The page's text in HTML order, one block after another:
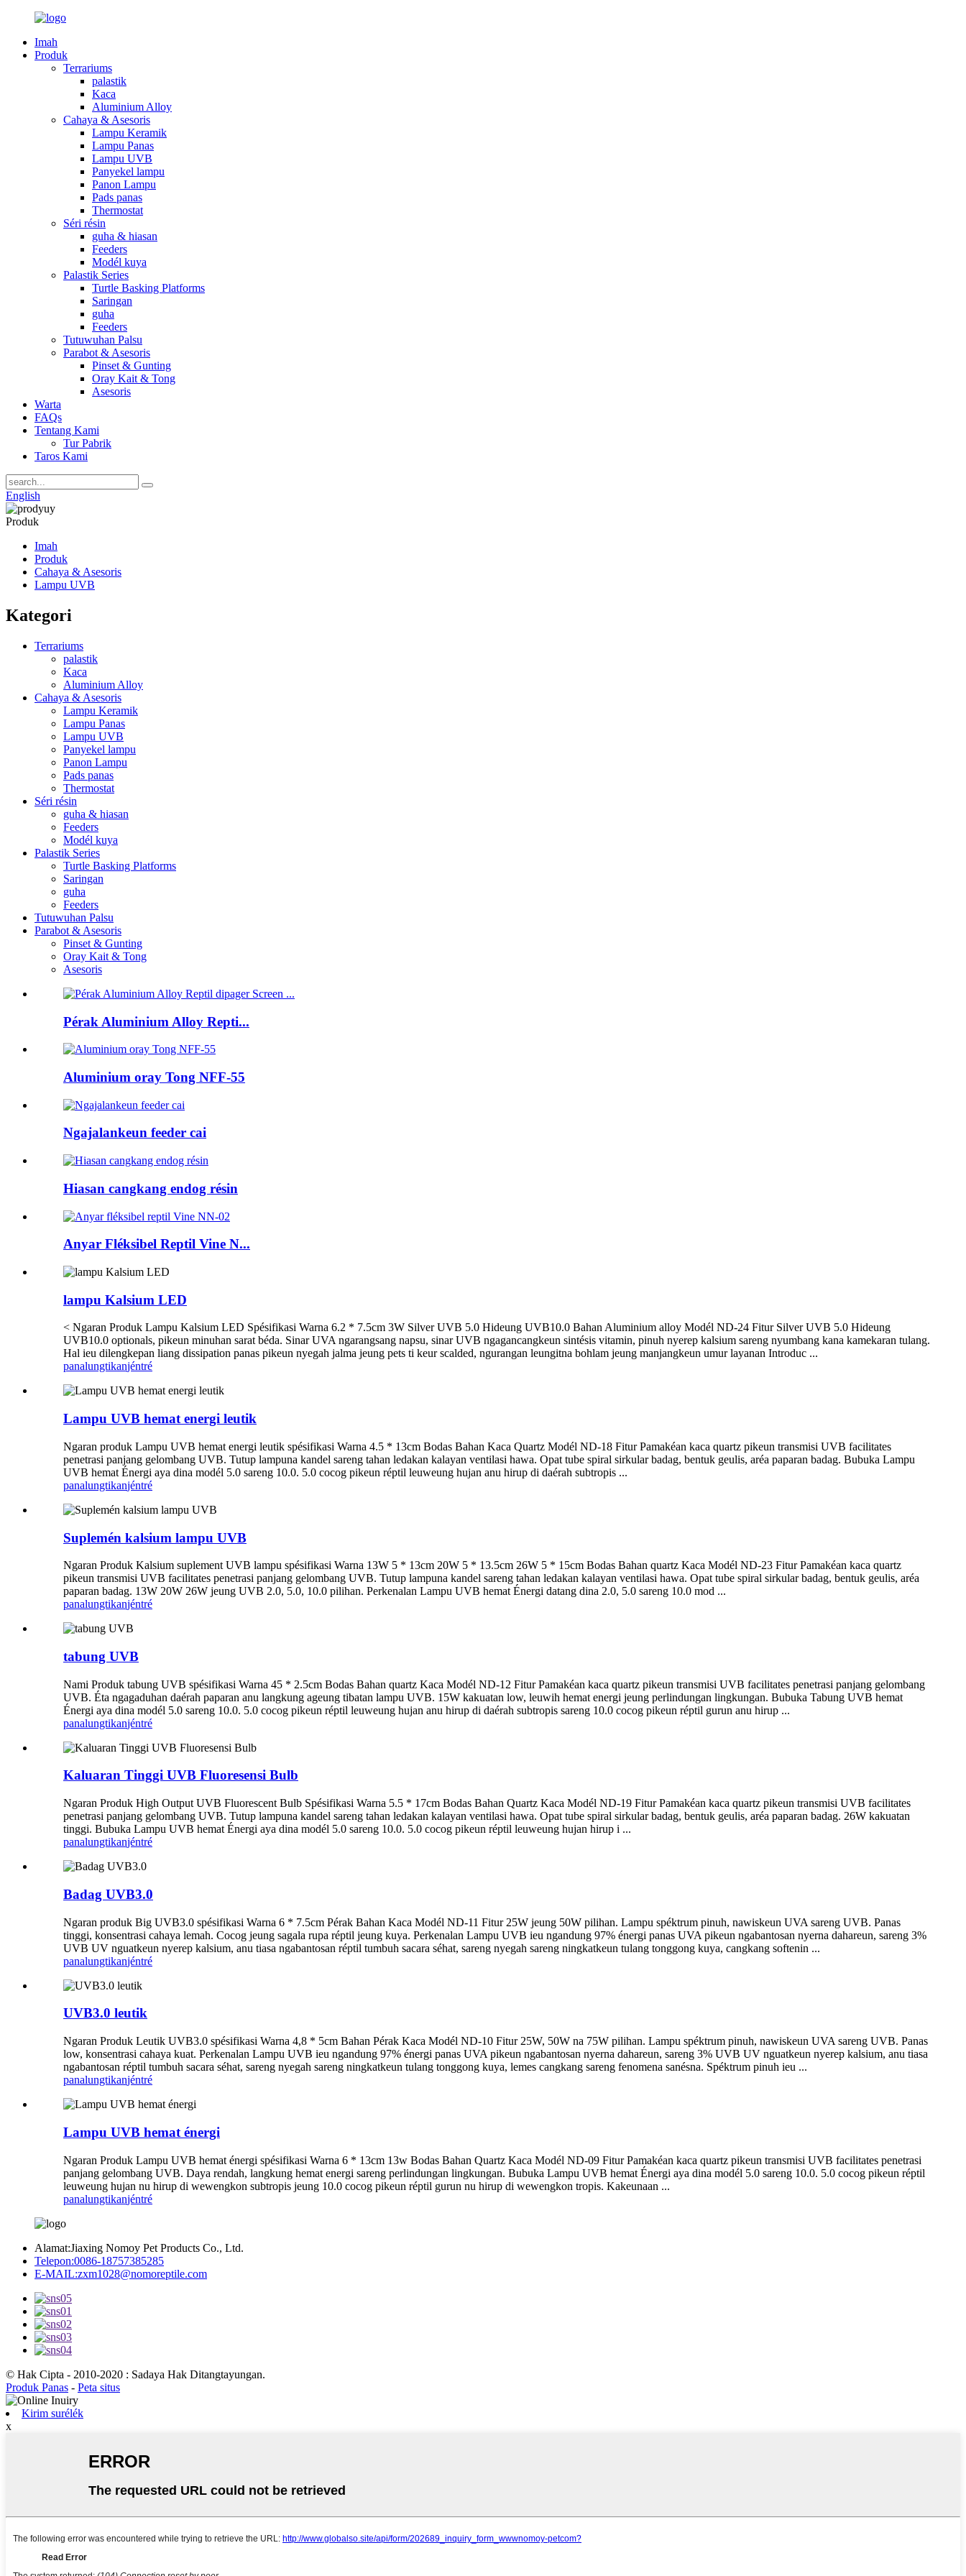
Imah
Produk
Terrariums
palastik
Kaca
Aluminium Alloy
Cahaya & Asesoris
Lampu Keramik
Lampu Panas
Lampu UVB
Panyekel lampu
Panon Lampu
Pads panas
Thermostat
Séri résin
guha & hiasan
Feeders
Modél kuya
Palastik Series
Turtle Basking Platforms
Saringan
guha
Feeders
Tutuwuhan Palsu
Parabot & Asesoris
Pinset & Gunting
Oray Kait & Tong
Asesoris
Warta
FAQs
Tentang Kami
Tur Pabrik
Taros Kami
English
Produk
Imah
Produk
Cahaya & Asesoris
Lampu UVB
Kategori
Terrariums
palastik
Kaca
Aluminium Alloy
Cahaya & Asesoris
Lampu Keramik
Lampu Panas
Lampu UVB
Panyekel lampu
Panon Lampu
Pads panas
Thermostat
Séri résin
guha & hiasan
Feeders
Modél kuya
Palastik Series
Turtle Basking Platforms
Saringan
guha
Feeders
Tutuwuhan Palsu
Parabot & Asesoris
Pinset & Gunting
Oray Kait & Tong
Asesoris
Pérak Aluminium Alloy Repti...
Aluminium oray Tong NFF-55
Ngajalankeun feeder cai
Hiasan cangkang endog résin
Anyar Fléksibel Reptil Vine N...
lampu Kalsium LED
< Ngaran Produk Lampu Kalsium LED Spésifikasi Warna 6.2 * 7.5cm 3W Silver UVB 5.0 Hideung UVB10.0 Bahan Aluminium alloy Modél ND-24 Fitur Silver UVB 5.0 Hideung
UVB10.0 optionals, pikeun minuhan sarat béda. Sinar UVA ngarangsang napsu, sinar UVB ngagancangkeun sintésis vitamin, pinuh nyerep kalsium sareng nyumbang kana kamekaran tulang.
Hal ieu dilengkepan liang dissipation panas pikeun nyegah jalma jeung pets ti keur scalded, ngurangan leungitna bohlam jeung manjangkeun umur layanan Introduc ...
panalungtikanjéntré
Lampu UVB hemat energi leutik
Ngaran produk Lampu UVB hemat energi leutik spésifikasi Warna 4.5 * 13cm Bodas Bahan Kaca Quartz Modél ND-18 Fitur Pamakéan kaca quartz pikeun transmisi UVB facilitates
penetrasi panjang gelombang UVB. Tutup lampuna kandel sareng tahan ledakan kalayan ventilasi hawa. Opat tube spiral sirkular badag, bentuk geulis, aréa paparan badag. Bubuka Lampu
UVB hemat Énergi aya dina modél 5.0 sareng 10.0. 5.0 cocog pikeun réptil leuweung hujan anu hirup di daérah subtropis ...
panalungtikanjéntré
Suplemén kalsium lampu UVB
Ngaran Produk Kalsium suplement UVB lampu spésifikasi Warna 13W 5 * 13cm 20W 5 * 13.5cm 26W 5 * 15cm Bodas Bahan quartz Kaca Modél ND-23 Fitur Pamakéan kaca quartz
pikeun transmisi UVB facilitates penetrasi panjang gelombang UVB. Tutup lampuna kandel sareng tahan ledakan kalayan ventilasi hawa. Opat tube spiral sirkular badag, bentuk geulis, aréa
paparan badag. 13W 20W 26W jeung UVB 2.0, 5.0, 10.0 pilihan. Perkenalan Lampu UVB hemat Énergi datang dina 2.0, 5.0 sareng 10.0 mod ...
panalungtikanjéntré
tabung UVB
Nami Produk tabung UVB spésifikasi Warna 45 * 2.5cm Bodas Bahan quartz Kaca Modél ND-12 Fitur Pamakéan kaca quartz pikeun transmisi UVB facilitates penetrasi panjang gelombang
UVB. Éta ngagaduhan daérah paparan anu langkung ageung tibatan lampu UVB. 15W kakuatan low, leuwih hemat energi jeung perlindungan lingkungan. Bubuka Tabung UVB hemat
Énergi aya dina modél 5.0 sareng 10.0. 5.0 cocog pikeun réptil leuweung hujan anu hirup di daérah subtropis sareng 10.0 cocog pikeun réptil gurun anu hirup ...
panalungtikanjéntré
Kaluaran Tinggi UVB Fluoresensi Bulb
Ngaran Produk High Output UVB Fluorescent Bulb Spésifikasi Warna 5.5 * 17cm Bodas Bahan Quartz Kaca Modél ND-19 Fitur Pamakéan kaca quartz pikeun transmisi UVB facilitates
penetrasi panjang gelombang UVB. Tutup lampuna kandel sareng tahan ledakan kalayan ventilasi hawa. Opat tube spiral sirkular badag, bentuk geulis, aréa paparan badag. 26W kakuatan
tinggi. Bubuka Lampu UVB hemat Énergi aya dina modél 5.0 sareng 10.0. 5.0 cocog pikeun réptil leuweung hujan hirup i ...
panalungtikanjéntré
Badag UVB3.0
Ngaran produk Big UVB3.0 spésifikasi Warna 6 * 7.5cm Pérak Bahan Kaca Modél ND-11 Fitur 25W jeung 50W pilihan. Lampu spéktrum pinuh, nawiskeun UVA sareng UVB. Panas
tinggi, konsentrasi cahaya lemah. Cocog jeung sagala rupa réptil jeung kuya. Perkenalan Lampu UVB ieu ngandung 97% énergi panas UVA pikeun ngabantosan nyerna dahareun, sareng 3%
UVB UV nguatkeun nyerep kalsium, anu tiasa ngabantosan réptil tumbuh sacara séhat, sareng nyegah sareng ningkatkeun tulang tonggong kuya, cangkang softenin ...
panalungtikanjéntré
UVB3.0 leutik
Ngaran Produk Leutik UVB3.0 spésifikasi Warna 4,8 * 5cm Bahan Pérak Kaca Modél ND-10 Fitur 25W, 50W na 75W pilihan. Lampu spéktrum pinuh, nawiskeun UVA sareng UVB. Panas
low, konsentrasi cahaya kuat. Perkenalan Lampu UVB ieu ngandung 97% énergi panas UVA pikeun ngabantosan nyerna dahareun, sareng 3% UVB UV nguatkeun nyerep kalsium, anu tiasa
ngabantosan réptil tumbuh sacara séhat, sareng nyegah sareng ningkatkeun tulang tonggong kuya, lemes cangkang sareng fenomena sanésna. Spéktrum pinuh ieu ...
panalungtikanjéntré
Lampu UVB hemat énergi
Ngaran Produk Lampu UVB hemat énergi spésifikasi Warna 6 * 13cm 13w Bodas Bahan Quartz Kaca Modél ND-09 Fitur Pamakéan kaca quartz pikeun transmisi UVB facilitates penetrasi
panjang gelombang UVB. Daya rendah, langkung hemat energi sareng perlindungan lingkungan. Bubuka Lampu UVB hemat Énergi aya dina modél 5.0 sareng 10.0. 5.0 cocog pikeun réptil
leuweung hujan nu hirup di wewengkon subtropis jeung 10.0 cocog pikeun réptil gurun nu hirup di wewengkon tropis. Kakeunaan ...
panalungtikanjéntré
Alamat:Jiaxing Nomoy Pet Products Co., Ltd.
Telepon:0086-18757385285
E-MAIL:zxm1028@nomoreptile.com
© Hak Cipta - 2010-2020 : Sadaya Hak Ditangtayungan.
Produk Panas - Peta situs
Kirim surélék
x